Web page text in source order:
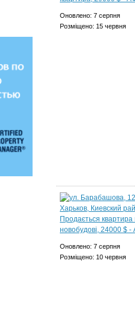
Оновлено: 7 серпня
Розміщено: 15 червня
Оновлено: 7 серпня
Розміщено: 10 червня